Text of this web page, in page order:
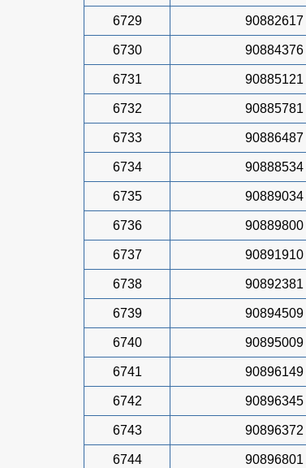
6729 90882617
6730 90884376
6731 90885121
6732 90885781
6733 90886487
6734 90888534
6735 90889034
6736 90889800
6737 90891910
6738 90892381
6739 90894509
6740 90895009
6741 90896149
6742 90896345
6743 90896372
6744 90896801